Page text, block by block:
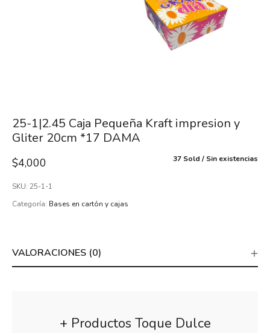
25-1|2.45 Caja Pequeña Kraft impresion y
Gliter 20cm *17 DAMA
37 Sold Sin existencias
$4,000
SKU: 25-1-1
Categoría: Bases en cartón y cajas
VALORACIONES (0)
+ Productos Toque Dulce